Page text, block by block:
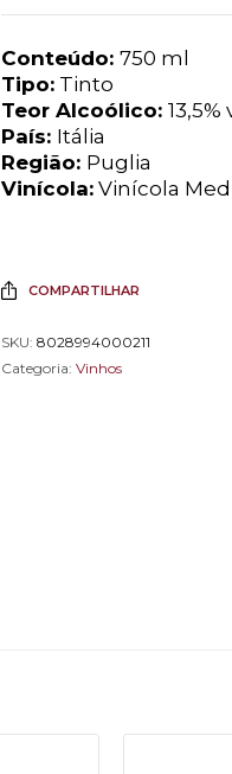
Conteúdo:750 ml
Tipo: Tinto
Teor Alcoólico:13,5%
País: Itália
Região: Puglia
Vinícola: Vinícola
COMPARTILHAR
SKU: 8028994000211
Categoria: Vinhos